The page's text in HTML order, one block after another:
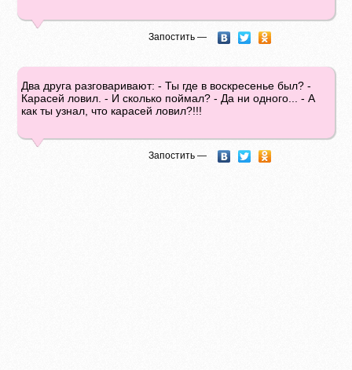
Запостить —
Два друга разговаривают: - Ты где в воскресенье был? -
Карасей ловил. - И сколько поймал? - Да ни одного... - А
как ты узнал, что карасей ловил?!!!
Запостить —